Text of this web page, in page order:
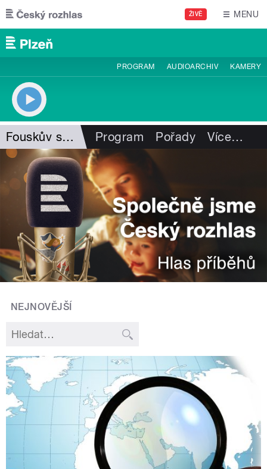
Přejít k hlavnímu obsahu
ŽIVĚ MENU
PROGRAM AUDIOARCHIV KAMERY
Fouskův svět Program Pořady Více…
NEJNOVĚJŠÍ